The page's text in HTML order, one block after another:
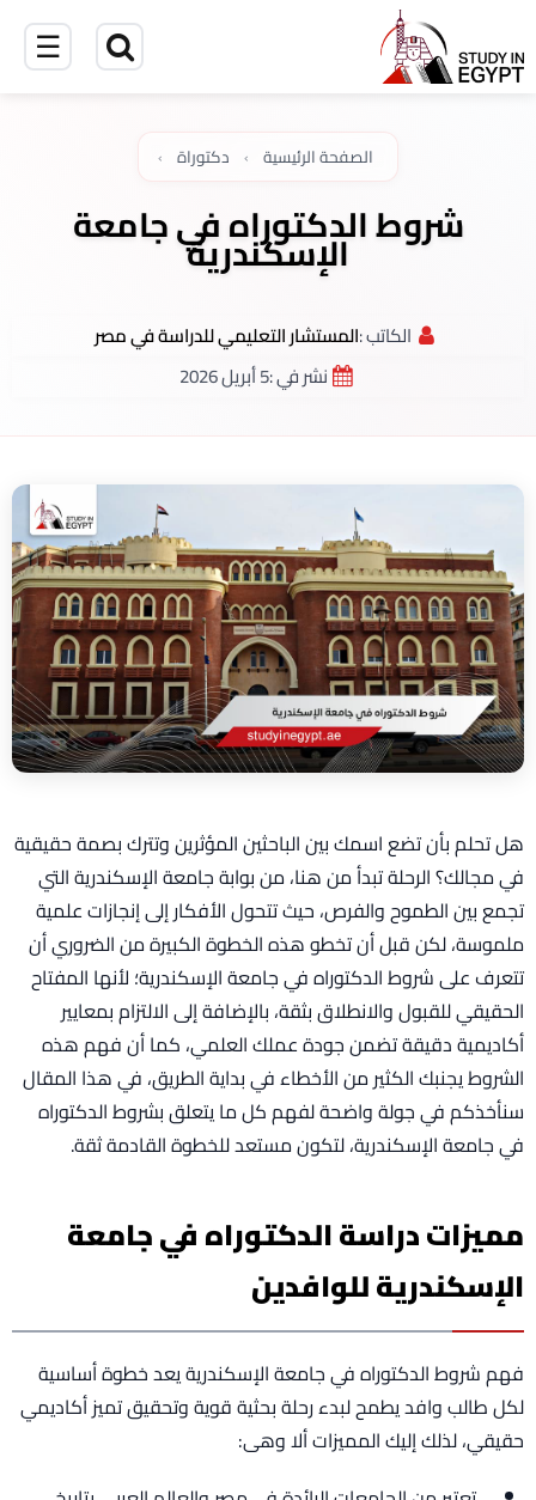
☰
الصفحة الرئيسية دكتوراة
شروط الدكتوراه في جامعة
الإسكندرية
الكاتب :المستشار التعليمي للدراسة في مصر
نشر في :5 أبريل 2026
هل تحلم بأن تضع اسمك بين الباحثين المؤثرين وتترك بصمة حقيقية
في مجالك؟ الرحلة تبدأ من هنا، من بوابة جامعة الإسكندرية التي
تجمع بين الطموح والفرص، حيث تتحول الأفكار إلى إنجازات علمية
ملموسة، لكن قبل أن تخطو هذه الخطوة الكبيرة من الضروري أن
تتعرف على شروط الدكتوراه في جامعة الإسكندرية؛ لأنها المفتاح
الحقيقي للقبول والانطلاق بثقة، بالإضافة إلى الالتزام بمعايير
أكاديمية دقيقة تضمن جودة عملك العلمي، كما أن فهم هذه
الشروط يجنبك الكثير من الأخطاء في بداية الطريق، في هذا المقال
سنأخذكم في جولة واضحة لفهم كل ما يتعلق بشروط الدكتوراه
في جامعة الإسكندرية، لتكون مستعد للخطوة القادمة ثقة.
مميزات دراسة الدكتوراه في جامعة
الإسكندرية للوافدين
فهم شروط الدكتوراه في جامعة الإسكندرية يعد خطوة أساسية
لكل طالب وافد يطمح لبدء رحلة بحثية قوية وتحقيق تميز أكاديمي
حقيقي، لذلك إليك المميزات ألا وهى: